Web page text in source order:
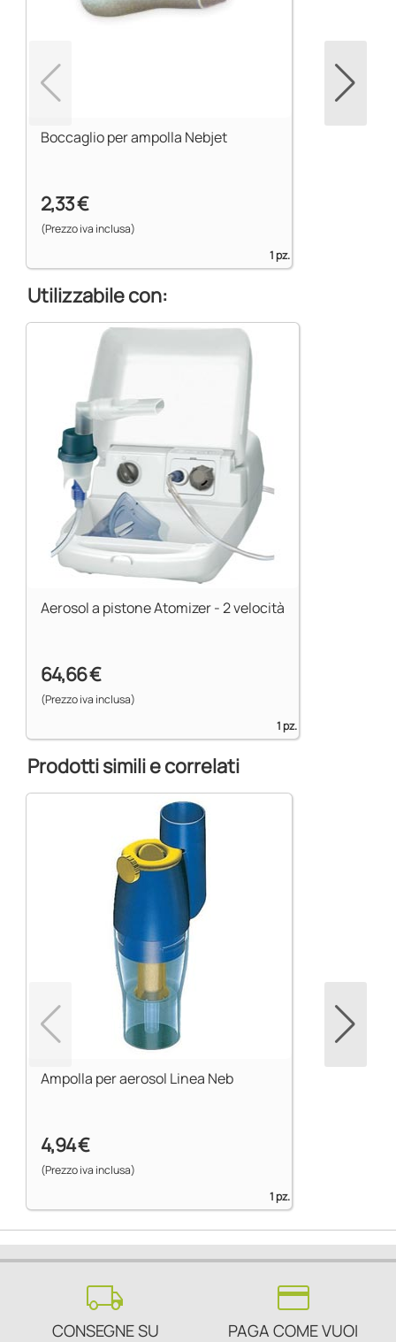
Boccaglio per ampolla Nebjet
2,33 €
(Prezzo iva inclusa)
1 pz.
Utilizzabile con:
Aerosol a pistone Atomizer - 2 velocità
64,66 €
(Prezzo iva inclusa)
1 pz.
Prodotti simili e correlati
Ampolla per aerosol Linea Neb
4,94 €
(Prezzo iva inclusa)
1 pz.
local_shipping
CONSEGNE SU
credit_card
PAGA COME VUOI